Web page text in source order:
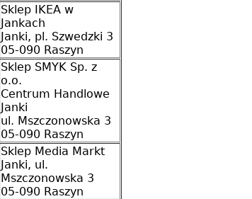
Sklep IKEA w
Jankach
Janki, pl. Szwedzki 3
05-090 Raszyn
Sklep SMYK Sp. z
o.o.
Centrum Handlowe
Janki
ul. Mszczonowska 3
05-090 Raszyn
Sklep Media Markt
Janki, ul.
Mszczonowska 3
05-090 Raszyn